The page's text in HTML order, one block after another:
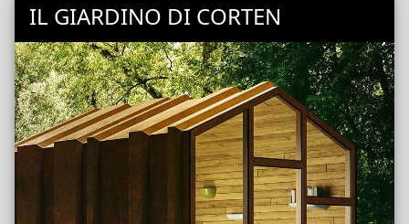
IL GIARDINO DI CORTEN